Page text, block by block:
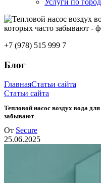
Услуги по
+7 (978) 515 999 7
Блог
ГлавнаяСтатьи сайта
Статьи сайта
Тепловой насос воздух вода
забывают
От Secure
25.06.2025